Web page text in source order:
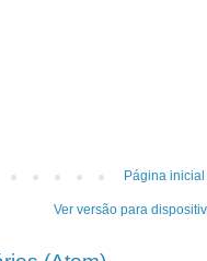
Página inicial
Ver versão para